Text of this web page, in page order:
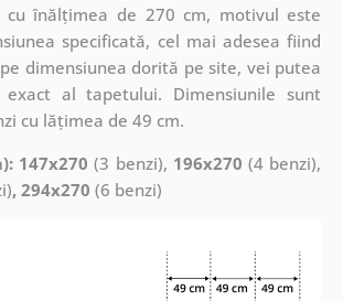
cu înălțimea de 270 cm, motivul este
specificată, cel mai adesea fiind
dimensiunea dorită pe site, vei putea
exact al tapetului. Dimensiunile sunt
cu lățimea de 49 cm.
147x270 (3 benzi), 196x270 (4 benzi),
, 294x270 (6 benzi)